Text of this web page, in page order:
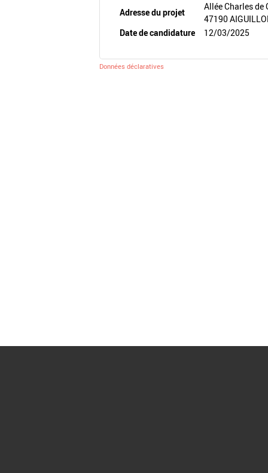
Adresse du projet
Allée Charles de
47190
Date de candidature
12/03/2025
Données déclaratives